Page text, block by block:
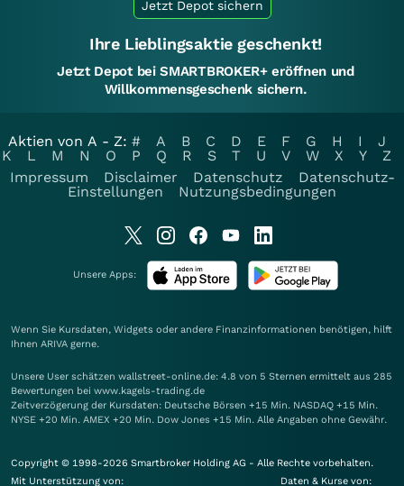
Jetzt Depot sichern
Ihre Lieblingsaktie geschenkt!
Jetzt Depot bei SMARTBROKER+ eröffnen und
Willkommensgeschenk sichern.
Aktien von A - Z: # A B C D E F G H I
J
K
L M N O P Q R S T U V W X Y
Z
Impressum
Disclaimer Datenschutz
Datenschutz-
Einstellungen
Nutzungsbedingungen
Unsere Apps:
Wenn Sie Kursdaten, Widgets oder andere Finanzinformationen benötigen, hilft
Ihnen ARIVA gerne.
Unsere User schätzen wallstreet-online.de: 4.8 von 5 Sternen ermittelt aus 285
Bewertungen bei www.kagels-trading.de
Zeitverzögerung der Kursdaten: Deutsche Börsen +15 Min. NASDAQ +15 Min.
NYSE +20 Min. AMEX +20 Min. Dow Jones +15 Min. Alle Angaben ohne Gewähr.
Copyright © 1998-2026 Smartbroker Holding AG - Alle Rechte vorbehalten.
Mit Unterstützung von:
Daten & Kurse von: